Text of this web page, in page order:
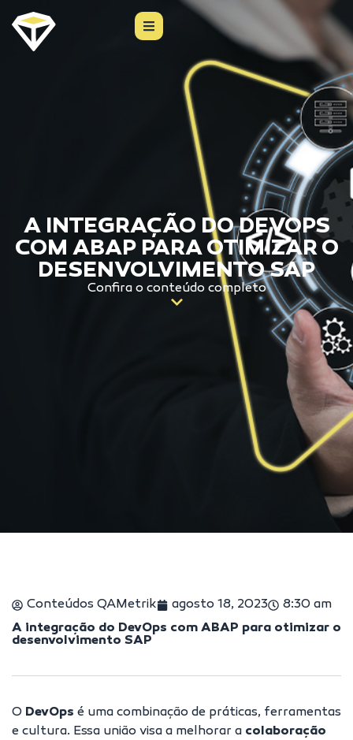
A INTEGRAÇÃO DO DEVOPS
COM ABAP PARA OTIMIZAR O
DESENVOLVIMENTO SAP
Confira o conteúdo completo
Conteúdos QAMetrik agosto 18, 2023
8:30 am
A integração do DevOps com ABAP para otimizar o
desenvolvimento SAP
O DevOps é uma combinação de práticas, ferramentas
e cultura. Essa união visa a melhorar a colaboração